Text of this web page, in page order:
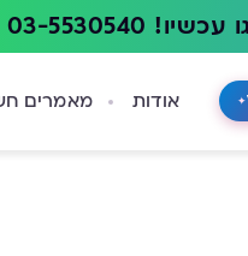
03-5530540
אודות מאמרים